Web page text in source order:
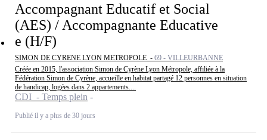
Accompagnant Educatif et Social
(AES) / Accompagnante Educative
e (H/F)
SIMON DE CYRENE LYON METROPOLE - 69 - VILLEURBANNE
Créée en 2015, l'association Simon de Cyrène Lyon Métropole, affiliée à la
Fédération Simon de Cyrène, accueille en habitat partagé 12 personnes en situation
de handicap, logées dans 2 appartements....
CDI - Temps plein
Publié il y a plus de 30 jours